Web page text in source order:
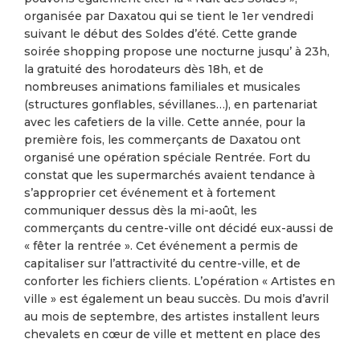
organisée par Daxatou qui se tient le 1er vendredi
suivant le début des Soldes d’été. Cette grande
soirée shopping propose une nocturne jusqu’ à 23h,
la gratuité des horodateurs dès 18h, et de
nombreuses animations familiales et musicales
(structures gonflables, sévillanes…), en partenariat
avec les cafetiers de la ville. Cette année, pour la
première fois, les commerçants de Daxatou ont
organisé une opération spéciale Rentrée. Fort du
constat que les supermarchés avaient tendance à
s’approprier cet événement et à fortement
communiquer dessus dès la mi-août, les
commerçants du centre-ville ont décidé eux-aussi de
« fêter la rentrée ». Cet événement a permis de
capitaliser sur l’attractivité du centre-ville, et de
conforter les fichiers clients. L’opération « Artistes en
ville » est également un beau succès. Du mois d’avril
au mois de septembre, des artistes installent leurs
chevalets en cœur de ville et mettent en place des